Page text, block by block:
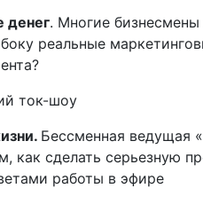
денег. Многие
реальные
ток-шоу
Бессменная ведущая
как сделать серьезную
работы в эфире